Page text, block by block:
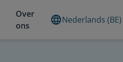
Over
ons
Nederlands (BE)